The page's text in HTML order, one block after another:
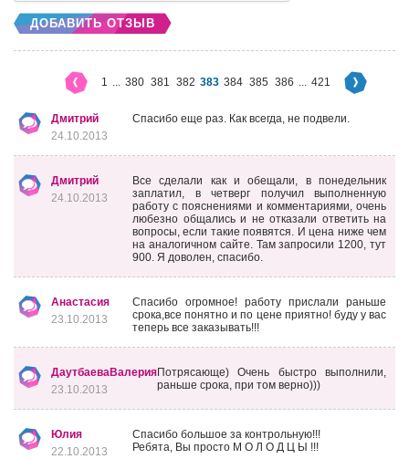
ДОБАВИТЬ ОТЗЫВ
1 ... 380 381 382 383 384 385 386 ... 421
Дмитрий
24.10.2013
Спасибо еще раз. Как всегда, не подвели.
Дмитрий
24.10.2013
Все сделали как и обещали, в понедельник
заплатил, в четверг получил выполненную
работу с пояснениями и комментариями, очень
любезно общались и не отказали ответить на
вопросы, если такие появятся. И цена ниже чем
на аналогичном сайте. Там запросили 1200, тут
900. Я доволен, спасибо.
Анастасия
23.10.2013
Спасибо огромное! работу прислали раньше
срока,все понятно и по цене приятно! буду у вас
теперь все заказывать!!!
ДаутбаеваВалерия
23.10.2013
Потрясающе) Очень быстро выполнили,
раньше срока, при том верно)))
Юлия
22.10.2013
Спасибо большое за контрольную!!!
Ребята, Вы просто М О Л О Д Ц Ы !!!